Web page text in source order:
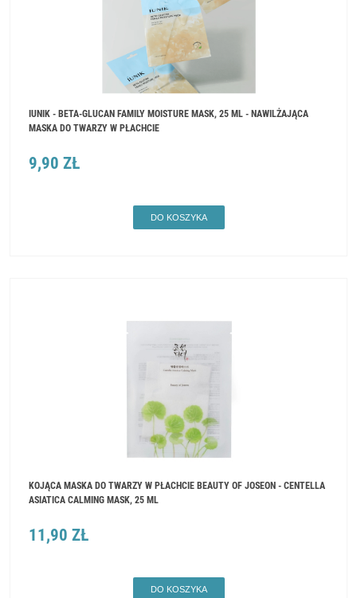
IUNIK - BETA-GLUCAN FAMILY MOISTURE MASK, 25 ML - NAWILŻAJĄCA
MASKA DO TWARZY W PŁACHCIE
9,90 ZŁ
DO KOSZYKA
KOJĄCA MASKA DO TWARZY W PŁACHCIE BEAUTY OF JOSEON - CENTELLA
ASIATICA CALMING MASK, 25 ML
11,90 ZŁ
DO KOSZYKA